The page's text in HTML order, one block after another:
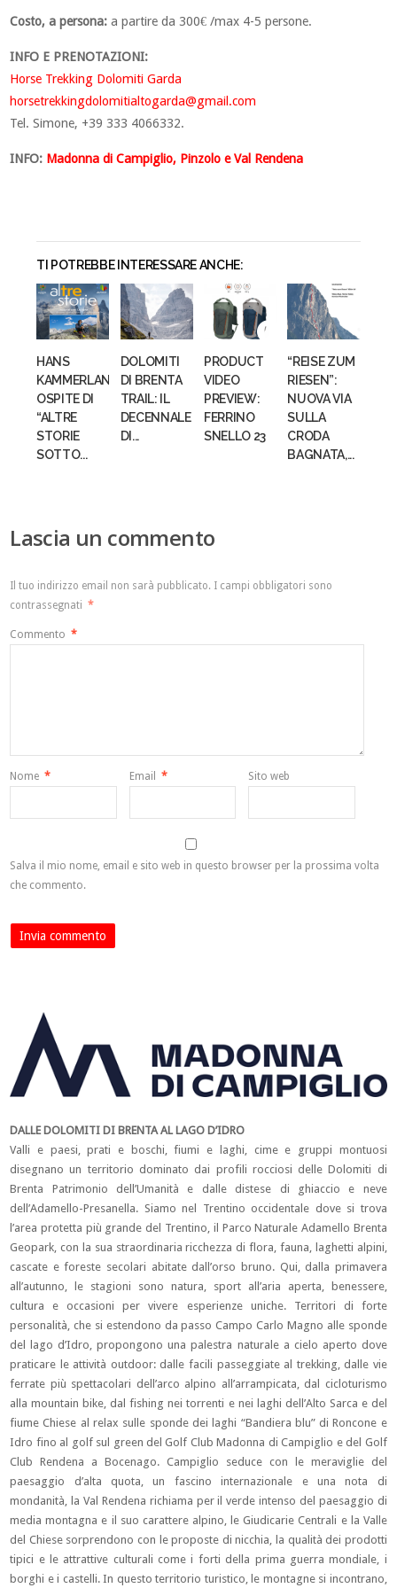
Costo, a persona:a partire da 300€ /max 4-5 persone.
INFO E PRENOTAZIONI:
Horse Trekking Dolomiti Garda
horsetrekkingdolomitialtogarda@gmail.com
Tel. Simone, +39 333 4066332.
INFO: Madonna di Campiglio, Pinzolo e Val Rendena
TI POTREBBE INTERESSARE ANCHE:
HANS
KAMMERLANDER
OSPITE DI
“ALTRE
STORIE
SOTTO...
DOLOMITI
DI BRENTA
TRAIL: IL
DECENNALE
DI...
PRODUCT
VIDEO
PREVIEW:
FERRINO
SNELLO 23
“REISE ZUM
RIESEN”:
NUOVA VIA
SULLA
CRODA
BAGNATA,...
Lascia un commento
Il tuo indirizzo email non sarà pubblicato. I campi obbligatori sono
contrassegnati *
Commento *
Nome * Email * Sito web
Salva il mio nome, email e sito web in questo browser per la prossima volta
che commento.
DALLE DOLOMITI DI BRENTA AL LAGO D’IDRO
Valli e paesi, prati e boschi, fiumi e laghi, cime e gruppi montuosi
disegnano un territorio dominato dai profili rocciosi delle Dolomiti di
Brenta Patrimonio dell’Umanità e dalle distese di ghiaccio e neve
dell’Adamello-Presanella. Siamo nel Trentino occidentale dove si trova
l’area protetta più grande del Trentino, il Parco Naturale Adamello Brenta
Geopark, con la sua straordinaria ricchezza di flora, fauna, laghetti alpini,
cascate e foreste secolari abitate dall’orso bruno. Qui, dalla primavera
all’autunno, le stagioni sono natura, sport all’aria aperta, benessere,
cultura e occasioni per vivere esperienze uniche. Territori di forte
personalità, che si estendono da passo Campo Carlo Magno alle sponde
del lago d’Idro, propongono una palestra naturale a cielo aperto dove
praticare le attività outdoor: dalle facili passeggiate al trekking, dalle vie
ferrate più spettacolari dell’arco alpino all’arrampicata, dal cicloturismo
alla mountain bike, dal fishing nei torrenti e nei laghi dell’Alto Sarca e del
fiume Chiese al relax sulle sponde dei laghi “Bandiera blu” di Roncone e
Idro fino al golf sul green del Golf Club Madonna di Campiglio e del Golf
Club Rendena a Bocenago. Campiglio seduce con le meraviglie del
paesaggio d’alta quota, un fascino internazionale e una nota di
mondanità, la Val Rendena richiama per il verde intenso del paesaggio di
media montagna e il suo carattere alpino, le Giudicarie Centrali e la Valle
del Chiese sorprendono con le proposte di nicchia, la qualità dei prodotti
tipici e le attrattive culturali come i forti della prima guerra mondiale, i
borghi e i castelli. In questo territorio turistico, le montagne si incontrano,